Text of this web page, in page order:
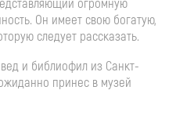
огромную
Он имеет свою богатую,
следует рассказать.
и библиофил из Санкт-
принес в музей